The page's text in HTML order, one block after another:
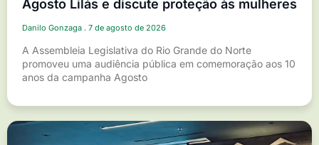
Agosto Lilás e discute proteção às mulheres
Danilo Gonzaga 7 de agosto de 2026
A Assembleia Legislativa do Rio Grande do Norte
promoveu uma audiência pública em comemoração aos 10
anos da campanha Agosto